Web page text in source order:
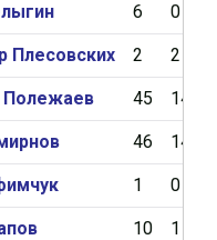
6 0
Плесовских 2 2
Полежаев 45 14
46 14
1 0
10 1